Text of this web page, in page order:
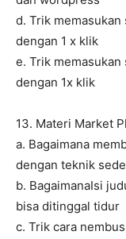
d. Trik
dengan 1 x klik
e. Trik
dengan 1x klik
13. Materi Market
a. Bagaimana
dengan teknik
b. BagaimanaIsi
bisa ditinggal tidur
c. Trik cara